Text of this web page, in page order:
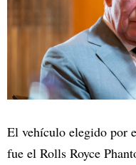
El vehículo elegido por
fue el Rolls Royce